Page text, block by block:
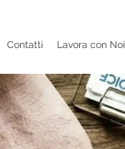
Contatti Lavora con Noi